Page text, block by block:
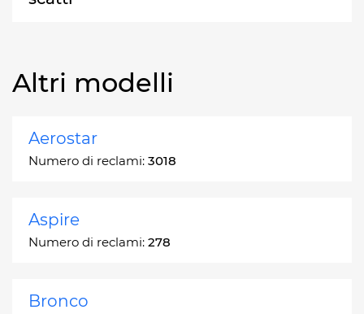
Altri modelli
Aerostar
Numero di reclami: 3018
Aspire
Numero di reclami: 278
Bronco